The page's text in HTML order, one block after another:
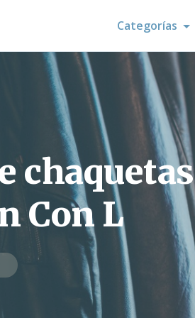
Categorías
chaquetas
Con L